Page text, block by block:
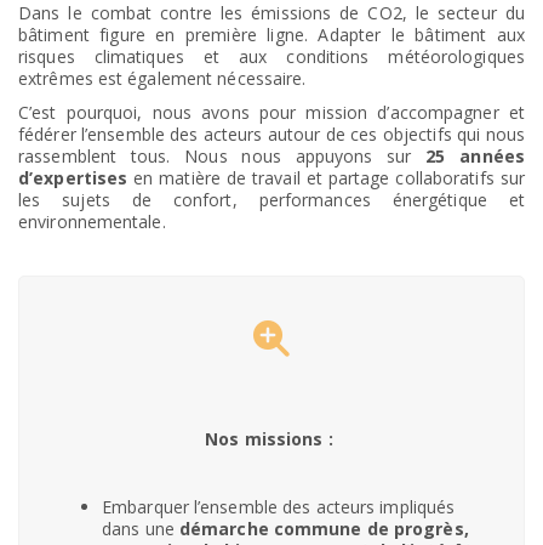
Dans le combat contre les émissions de CO2, le secteur du
bâtiment figure en première ligne. Adapter le bâtiment aux
risques climatiques et aux conditions météorologiques
extrêmes est également nécessaire.
C’est pourquoi, nous avons pour mission d’accompagner et
fédérer l’ensemble des acteurs autour de ces objectifs qui nous
rassemblent tous. Nous nous appuyons sur 25 années
d’expertises en matière de travail et partage collaboratifs sur
les sujets de confort, performances énergétique et
environnementale.
Nos missions :
Embarquer l’ensemble des acteurs impliqués
dans une démarche commune de progrès,